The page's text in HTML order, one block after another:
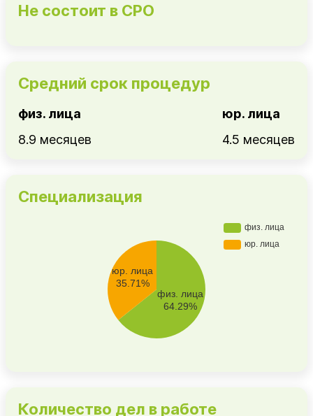
Не состоит в СРО
Средний срок процедур
физ. лица
8.9 месяцев
юр. лица
4.5 месяцев
Специализация
Количество дел в работе